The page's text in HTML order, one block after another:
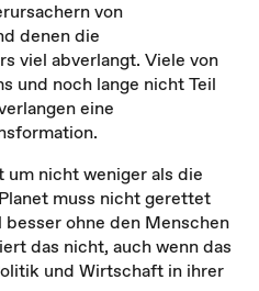
von
denen die
viel abverlangt. Viele von
und noch lange nicht Teil
eine
um nicht weniger als die
muss nicht gerettet
ohne den Menschen
das nicht, auch wenn das
und Wirtschaft in ihrer